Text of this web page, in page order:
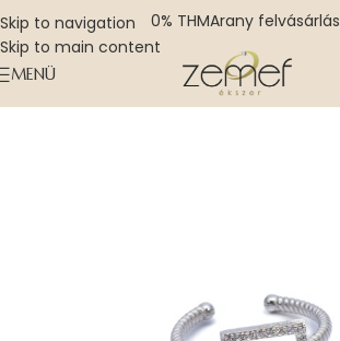
Skip to navigation
Skip to main content
0% THMArany felvásárlás
MENÜ